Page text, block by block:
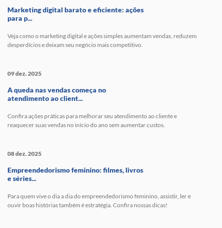
Marketing digital barato e eficiente: ações
para p...
Veja como o marketing digital e ações simples aumentam vendas, reduzem
desperdícios e deixam seu negócio mais competitivo.
09 dez. 2025
A queda nas vendas começa no
atendimento ao client...
Confira ações práticas para melhorar seu atendimento ao cliente e
reaquecer suas vendas no início do ano sem aumentar custos.
08 dez. 2025
Empreendedorismo feminino: filmes, livros
e séries...
Para quem vive o dia a dia do empreendedorismo feminino, assistir, ler e
ouvir boas histórias também é estratégia. Confira nossas dicas!